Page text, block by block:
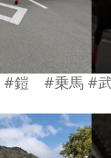
#鎧 #乗馬 #